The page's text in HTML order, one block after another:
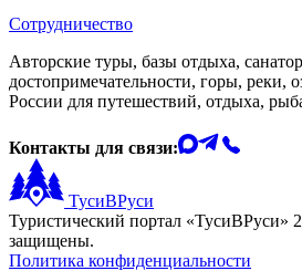
Сотрудничество
Авторские туры, базы отдыха,
достопримечательности, горы, реки,
России для путешествий, отдыха,
Контакты для связи:
ТусиВРуси
Туристический портал «ТусиВРуси»
защищены.
Политика конфиденциальности